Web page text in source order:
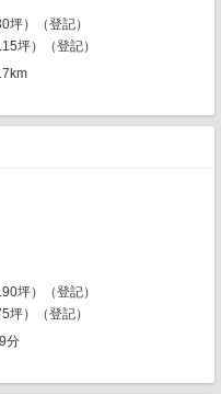
4
坪）（登記）
坪）（登記）
坪）（登記）
坪）（登記）
分